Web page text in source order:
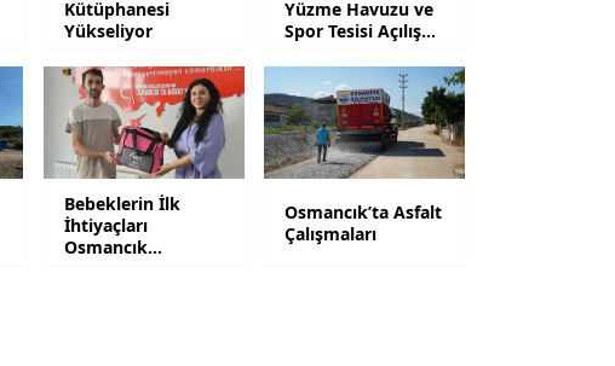
Bayburt
Karaman
Kırıkkale
Batman
Şırnak
Kütüphanesi
Yükseliyor
Yüzme Havuzu ve
Spor Tesisi Açılış
Bebeklerin İlk
İhtiyaçları
Osmancık
Osmancık’ta Asfalt
Çalışmaları